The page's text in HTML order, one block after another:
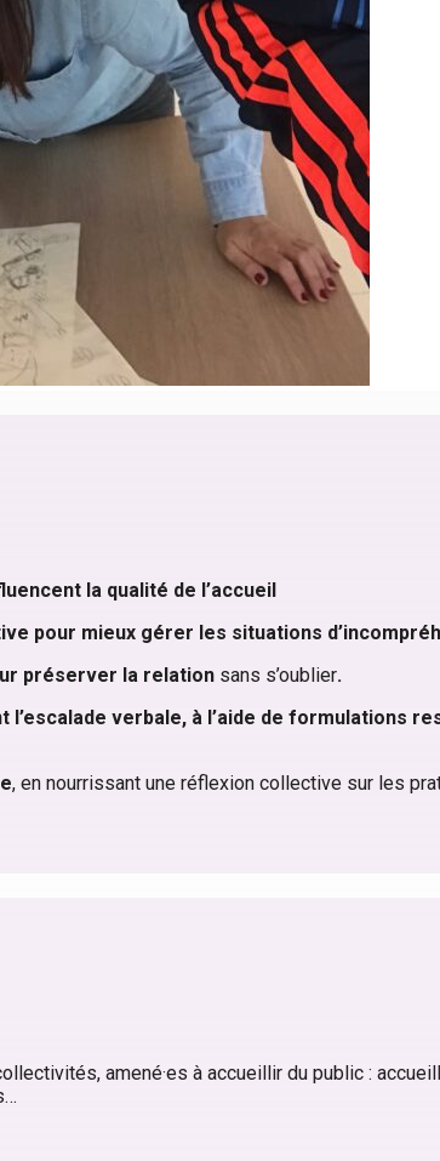
la qualité de l’accueil
pour mieux gérer les situations
préserver la relation sans s’oublier.
l’escalade verbale, à l’aide de formulations
, en nourrissant une réflexion collective sur les
amené·es à accueillir du public :